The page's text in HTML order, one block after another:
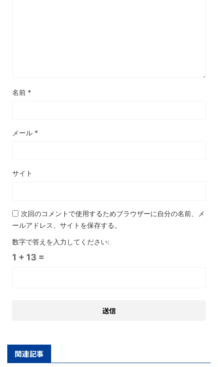
名前 *
メール *
サイト
次回のコメントで使用するためブラウザーに自分の名前、メ
ールアドレス、サイトを保存する。
数字で答えを入力してください:
1 + 13 =
関連記事